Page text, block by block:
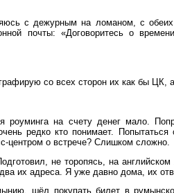
с дежурным на ломаном, с
почты: «Договоритесь о
со всех сторон их как бы ЦК,
роуминга на счету денег мало.
редко кто понимает.
центром о встрече? Слишком сложно.
не торопясь, на
их адреса. Я уже давно дома, их
шёл покупать билет в